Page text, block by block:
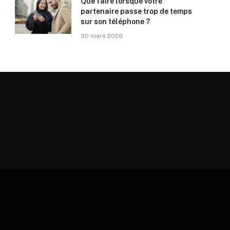
partenaire passe trop de temps
sur son téléphone ?
30 mars 2026